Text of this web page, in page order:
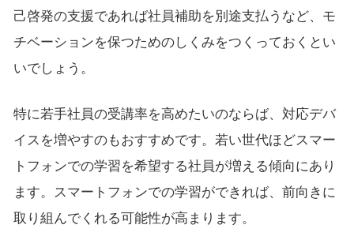
己啓発の支援であれば社員補助を別途支払うなど、モ
チベーションを保つためのしくみをつくっておくとい
いでしょう。
特に若手社員の受講率を高めたいのならば、対応デバ
イスを増やすのもおすすめです。若い世代ほどスマー
トフォンでの学習を希望する社員が増える傾向にあり
ます。スマートフォンでの学習ができれば、前向きに
取り組んでくれる可能性が高まります。